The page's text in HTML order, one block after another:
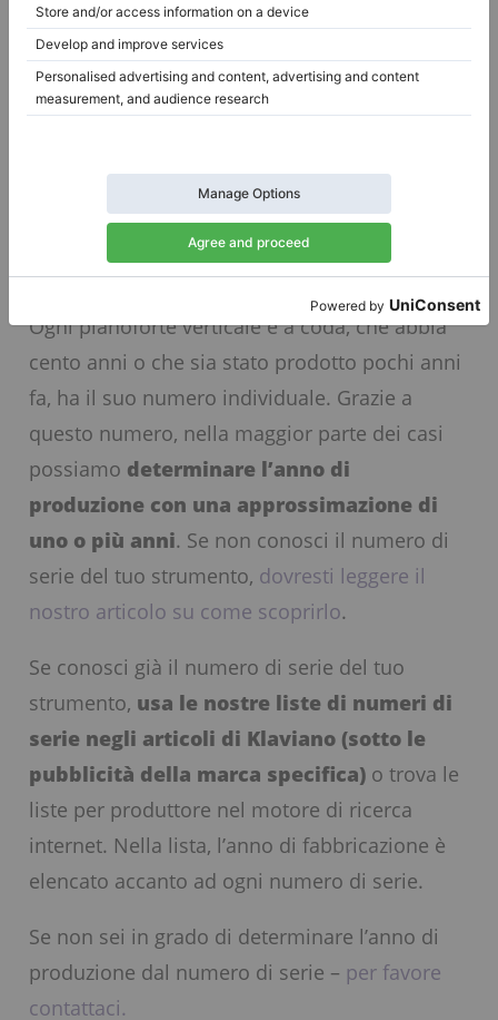
3. Quanti anni ha?
Trovare il numero di
serie
il numero di serie– cos’è e perché è
così importante?
Ogni pianoforte verticale e a coda, che abbia
cento anni o che sia stato prodotto pochi anni
fa, ha il suo numero individuale. Grazie a
questo numero, nella maggior parte dei casi
possiamo determinare l’anno di
produzione con una approssimazione di
uno o più anni. Se non conosci il numero di
serie del tuo strumento, dovresti leggere il
nostro articolo su come scoprirlo.
Se conosci già il numero di serie del tuo
strumento, usa le nostre liste di numeri di
serie negli articoli di Klaviano (sotto le
pubblicità della marca specifica) o trova le
liste per produttore nel motore di ricerca
internet. Nella lista, l’anno di fabbricazione è
elencato accanto ad ogni numero di serie.
Se non sei in grado di determinare l’anno di
produzione dal numero di serie – per favore
contattaci.